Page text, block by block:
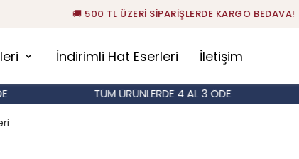
🚚 500 TL ÜZERİ SİPARİŞLERDE KARGO BEDAVA!
İndirimli Hat Eserleri İletişim
TÜM ÜRÜNLERDE 4 AL 3 ÖDE